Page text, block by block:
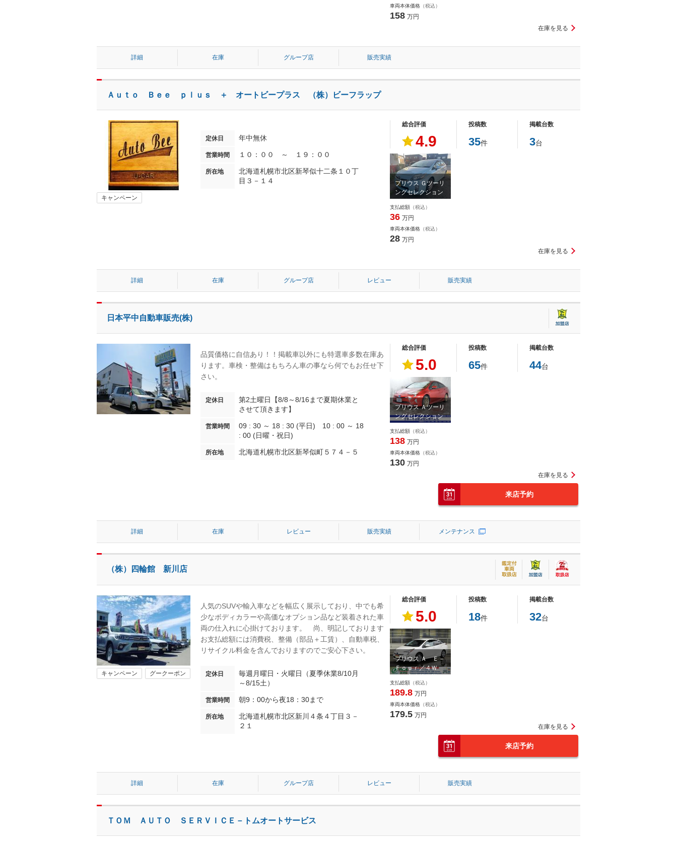
車両本体価格 （税込）
158 万円
在庫を見る
詳細 在庫 グループ店 販売実績
Ａｕｔｏ Ｂｅｅ ｐｌｕｓ ＋ オートビープラス （株）ビーフラップ
キャンペーン
定休日 年中無休
営業時間 １０：００ ～ １９：００
所在地
北海道札幌市北区新琴似十二条１０丁
目３－１４
総合評価
4.9
投稿数
35件
掲載台数
3台
プリウス Ｇツーリ
ングセレクション
支払総額 （税込）
36 万円
車両本体価格 （税込）
28 万円
在庫を見る
詳細 在庫 グループ店 レビュー 販売実績
日本平中自動車販売(株)
品質価格に自信あり！！掲載車以外にも特選車多数在庫あ
ります。車検・整備はもちろん車の事なら何でもお任せ下
さい。
定休日
第2土曜日【8/8～8/16まで夏期休業と
させて頂きます】
営業時間
09 : 30 ～ 18 : 30 (平日) 10 : 00 ～ 18
: 00 (日曜・祝日)
所在地 北海道札幌市北区新琴似町５７４－５
総合評価
5.0
投稿数
65件
掲載台数
44台
プリウス Ａツーリ
ングセレクション
支払総額 （税込）
138 万円
車両本体価格 （税込）
130 万円
在庫を見る
来店予約
詳細 在庫 レビュー 販売実績 メンテナンス
（株）四輪館 新川店
キャンペーン グークーポン
人気のSUVや輸入車などを幅広く展示しており、中でも希
少なボディカラーや高価なオプション品など装着された車
両の仕入れに心掛けております。 尚、明記しております
お支払総額には消費税、整備（部品＋工賃）、自動車税、
リサイクル料金を含んでおりますのでご安心下さい。
定休日
毎週月曜日・火曜日（夏季休業8/10月
～8/15土）
営業時間 朝9：00から夜18：30まで
所在地
北海道札幌市北区新川４条４丁目３－
２１
総合評価
5.0
投稿数
18件
掲載台数
32台
プリウス Ａ Ｅ－
Ｆｏｕｒ／４Ｗ
Ｄ 寒冷地仕様
ナビレディセ…
支払総額 （税込）
189.8 万円
車両本体価格 （税込）
179.5 万円
在庫を見る
来店予約
詳細 在庫 グループ店 レビュー 販売実績
ＴＯＭ ＡＵＴＯ ＳＥＲＶＩＣＥ－トムオートサービス